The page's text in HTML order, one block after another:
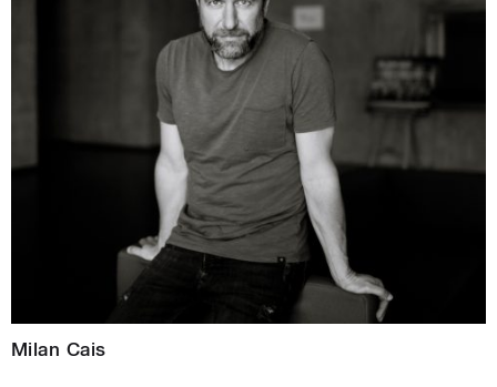
Milan Cais